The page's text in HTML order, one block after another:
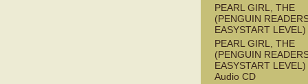
PEARL GIRL, THE
(PENGUIN
EASYSTART
PEARL GIRL, THE
(PENGUIN
EASYSTART
Audio CD